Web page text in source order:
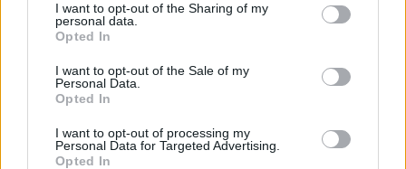
not limited to your visit or usage behaviour. You may click to
grant or deny consent to Google and its third-party tags to
use your data for below specified purposes in below Google
consent section.
I want to opt-out of the Sharing of my
personal data.
Opted In
I want to opt-out of the Sale of my
Personal Data.
Opted In
I want to opt-out of processing my
Personal Data for Targeted Advertising.
Opted In